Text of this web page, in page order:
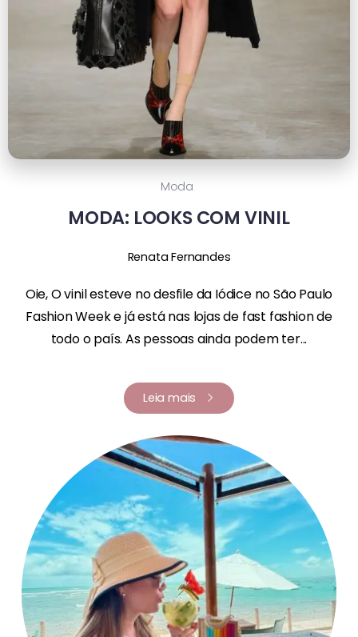
Moda
MODA: LOOKS COM VINIL
Renata Fernandes
Oie, O vinil esteve no desfile da Iódice no São Paulo
Fashion Week e já está nas lojas de fast fashion de
todo o país. As pessoas ainda podem ter...
Leia mais
Renata Fernandes